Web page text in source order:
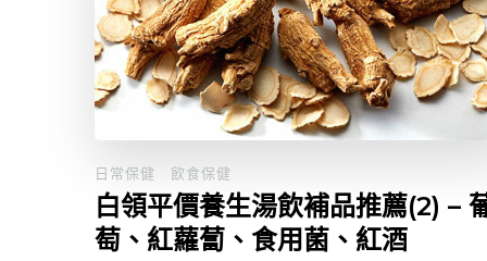
日常保健 飲食保健
白領平價養生湯飲補品推薦(2) –
萄、紅蘿蔔、食用菌、紅酒